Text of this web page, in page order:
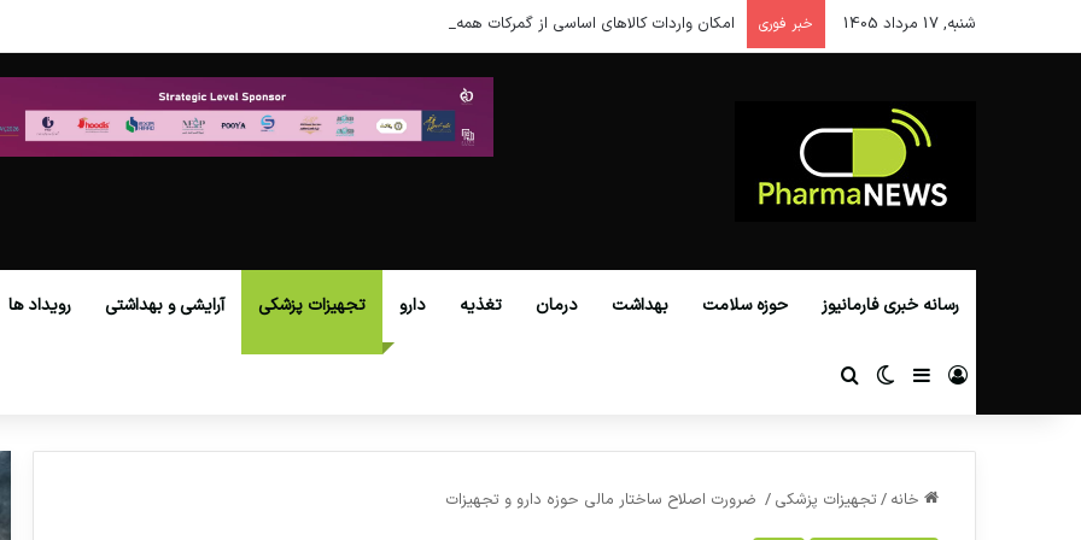
شنبه, 17 مرداد 1405 خبر فوری امکان واردات کالاهای اساسی از گمرکات همه استان‌ها فراهم شد.
رسانه خبری فارمانیوز حوزه سلامت بهداشت درمان تغذیه دارو تجهیزات پزشکی آرایشی و بهداشتی رویداد ها
ورود سایدبارتغییر پوسته
خانه / تجهیزات پزشکی / ضرورت اصلاح ساختار مالی حوزه دارو و تجهیزات